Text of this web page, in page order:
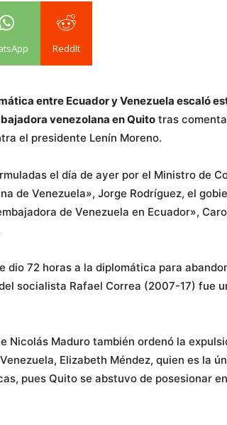
ReddIt
entre Ecuador y Venezuela escaló
venezolana en Quito tras
el presidente Lenín Moreno.
el día de ayer por el Ministro de
de Venezuela», Jorge Rodríguez, el
de Venezuela en Ecuador»,
dio 72 horas a la diplomática para
socialista Rafael Correa (2007-17) fue
Nicolás Maduro también ordenó la
Elizabeth Méndez, quien es la
pues Quito se abstuvo de posesionar